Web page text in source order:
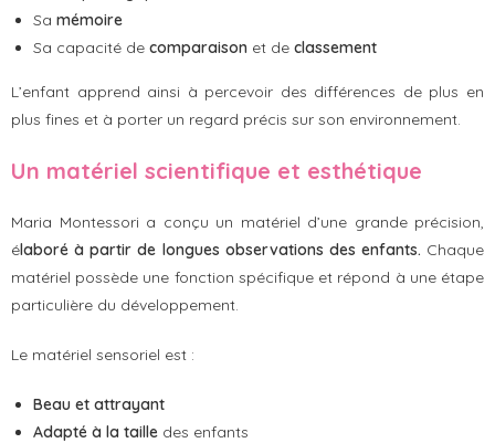
Sa mémoire
Sa capacité de comparaison et de classement
L’enfant apprend ainsi à percevoir des différences de plus en
plus fines et à porter un regard précis sur son environnement.
Un matériel scientifique et esthétique
Maria Montessori a conçu un matériel d’une grande précision,
élaboré à partir de longues observations des enfants. Chaque
matériel possède une fonction spécifique et répond à une étape
particulière du développement.
Le matériel sensoriel est :
Beau et attrayant
Adapté à la taille des enfants